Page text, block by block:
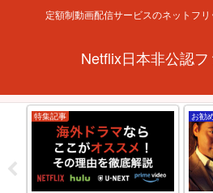
定額制動画配信サービスのネットフ
Netflix日本非公認
特集記事 お勧